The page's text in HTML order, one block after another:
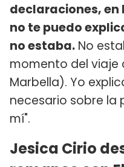
declaraciones, en
no te puedo
no estaba. No
momento del viaje
Marbella). Yo
necesario sobre la
mí".
Jesica Cirio